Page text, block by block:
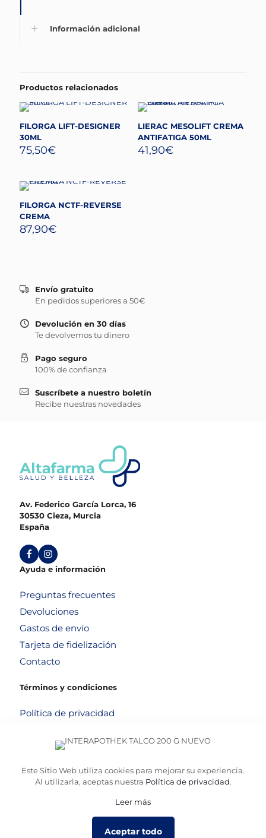
Información adicional
Productos relacionados
FILORGA LIFT-DESIGNER
30ML
75,50€
LIERAC MESOLIFT CREMA
ANTIFATIGA 50ML
41,90€
FILORGA NCTF-REVERSE
CREMA
87,90€
Envío gratuito
En pedidos superiores a 50€
Devolución en 30 días
Te devolvemos tu dinero
Pago seguro
100% de confianza
Suscríbete a nuestro boletín
Recibe nuestras novedades
Av. Federico García Lorca, 16
30530 Cieza, Murcia
España
Ayuda e información
Preguntas frecuentes
Devoluciones
Gastos de envío
Tarjeta de fidelización
Contacto
Términos y condiciones
Política de privacidad
Aviso legal
Este Sitio Web utiliza cookies para mejorar su experiencia.
Al utilizarla, aceptas nuestra Política de privacidad.
Leer más
Aceptar todo